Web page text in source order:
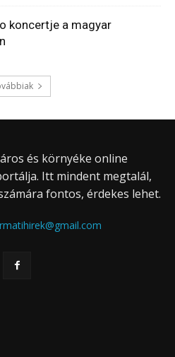
koncertje a magyar
és környéke online
Itt mindent megtalál,
fontos, érdekes lehet.